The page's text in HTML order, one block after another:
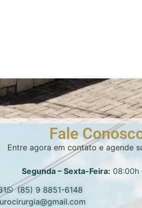
Fale
Entre agora em contato e agende
Segunda – Sexta-Feira: 08:00h
(85) 9 8851-6148